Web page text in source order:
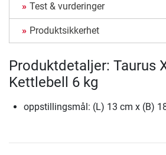
Test & vurderinger
Produktsikkerhet
Produktdetaljer: Taurus
Kettlebell 6 kg
oppstillingsmål: (L) 13 cm x (B)